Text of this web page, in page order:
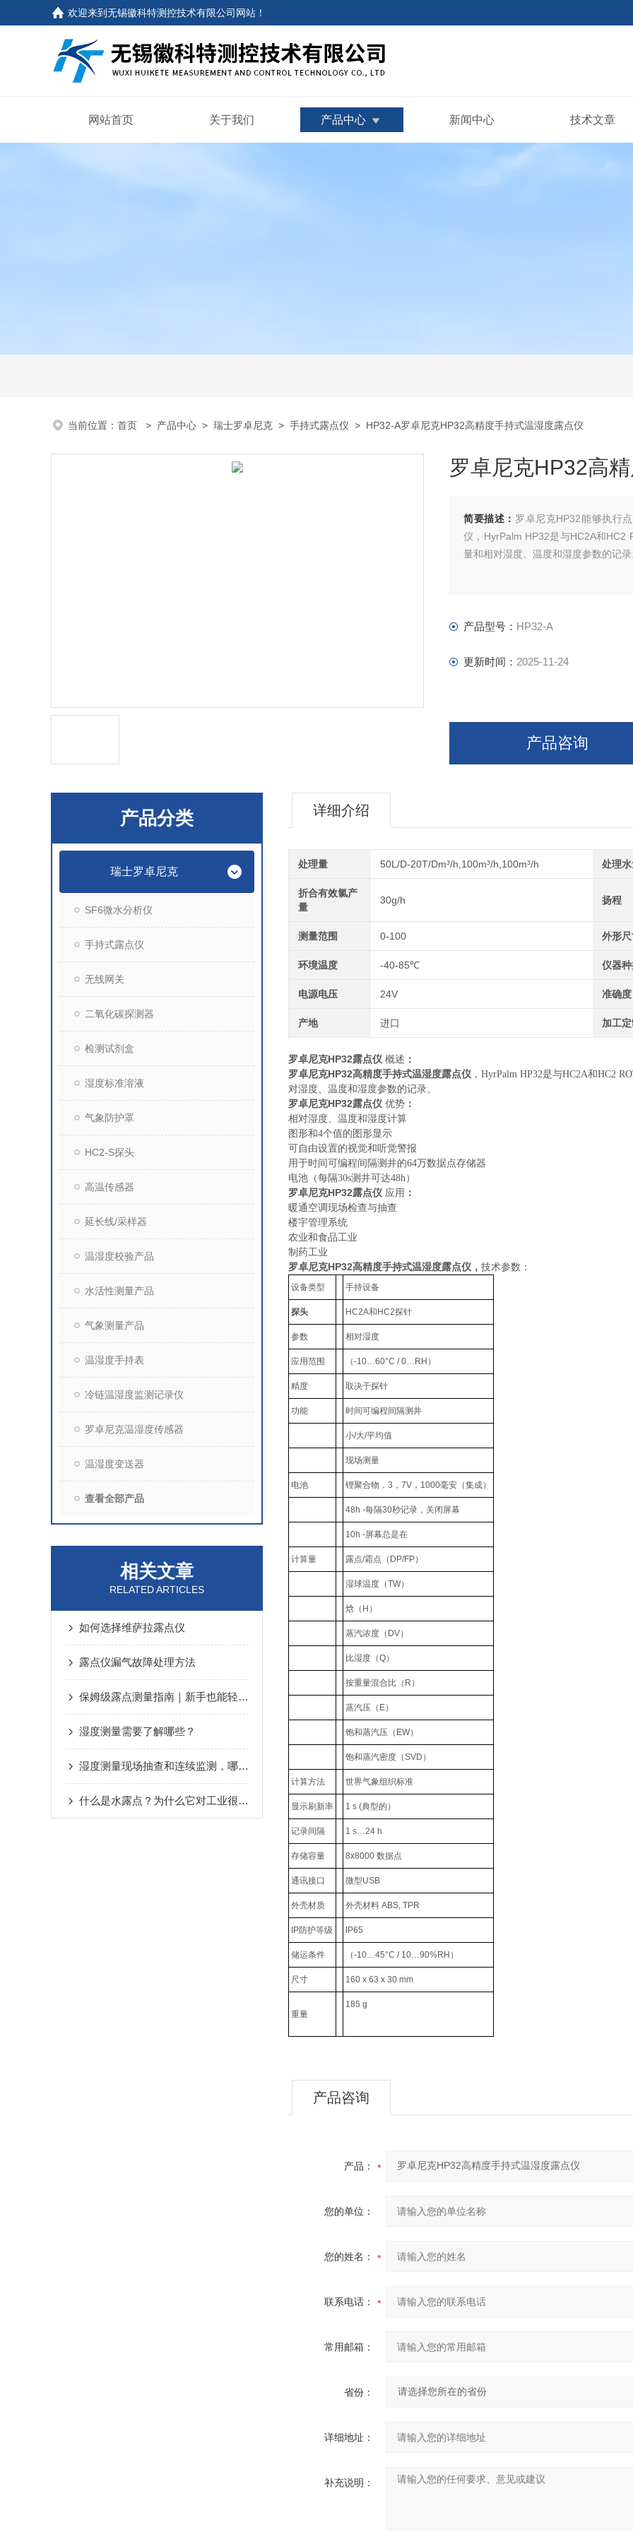
欢迎来到无锡徽科特测控技术有限公司网站 ！
网站首页 关于我们 产品中心 新闻中心 技术文章
当前位置： 首页 > 产品中心 > 瑞士罗卓尼克 > 手持式露点仪 > HP32-A罗卓尼克HP32高精度手持式温湿度露点仪
罗卓尼克HP32高
简要描述： 罗卓尼克HP32能够执行
仪，HyrPalm HP32是与HC2A和HC2
量和相对湿度、温度和湿度参数的记
产品型号： HP32-A
更新时间： 2025-11-24
产品咨询
产品分类
瑞士罗卓尼克
SF6微水分析仪
手持式露点仪
无线网关
二氧化碳探测器
检测试剂盒
湿度标准溶液
气象防护罩
HC2-S探头
高温传感器
延长线/采样器
温湿度校验产品
水活性测量产品
气象测量产品
温湿度手持表
冷链温湿度监测记录仪
罗卓尼克温湿度传感器
温湿度变送器
查看全部产品
相关文章
RELATED ARTICLES
如何选择维萨拉露点仪
露点仪漏气故障处理方法
保姆级露点测量指南｜新手也能轻松上手，避开90%的坑
湿度测量需要了解哪些？
湿度测量现场抽查和连续监测，哪个更好？
什么是水露点？为什么它对工业很重要？
详细介绍
处理量 50L/D-20T/Dm³/h,100m³/h,100m³/h 处理
折合有效氯产
量
30g/h 扬程
测量范围 0-100 外形
环境温度 -40-85℃ 仪器
电源电压 24V 准确度
产地 进口 加工定
罗卓尼克HP32露点仪 概述 ：
罗卓尼克HP32高精度手持式温湿度露点仪 ， HyrPalm HP32是与HC2A和HC2
对湿度、温度和湿度参数的记录。
罗卓尼克HP32露点仪 优势 ：
相对湿度、温度和湿度计算
图形和4个值的图形显示
可自由设置的视觉和听觉警报
用于时间可编程间隔测井的64万数据点存储器
电池（每隔30s测井可达48h）
罗卓尼克HP32露点仪 应用 ：
暖通空调现场检查与抽查
楼宇管理系统
农业和食品工业
制药工业
罗卓尼克HP32高精度手持式温湿度露点仪 ， 技术参数：
设备类型 手持设备
探头 HC2A和HC2探针
参数 相对湿度
应用范围 （-10…60°C / 0…RH）
精度 取决于探针
功能 时间可编程间隔测井
小/大/平均值
现场测量
电池 锂聚合物，3，7V，1000毫安（集成）
48h -每隔30秒记录，关闭屏幕
10h -屏幕总是在
计算量 露点/霜点（DP/FP）
湿球温度（TW）
焓（H）
蒸汽浓度（DV）
比湿度（Q）
按重量混合比（R）
蒸汽压（E）
饱和蒸汽压（EW）
饱和蒸汽密度（SVD）
计算方法 世界气象组织标准
显示刷新率 1 s (典型的）
记录间隔 1 s…24 h
存储容量 8x8000 数据点
通讯接口 微型USB
外壳材质 外壳材料 ABS, TPR
IP防护等级 IP65
储运条件 （-10…45°C / 10…90%RH）
尺寸 160 x 63 x 30 mm
重量
185 g
产品咨询
产品：
您的单位：
您的姓名：
联系电话：
常用邮箱：
省份：
详细地址：
补充说明：